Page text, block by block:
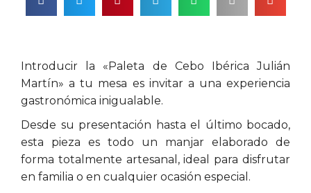
Introducir la «Paleta de Cebo Ibérica Julián
Martín» a tu mesa es invitar a una experiencia
gastronómica inigualable.
Desde su presentación hasta el último bocado,
esta pieza es todo un manjar elaborado de
forma totalmente artesanal, ideal para disfrutar
en familia o en cualquier ocasión especial.